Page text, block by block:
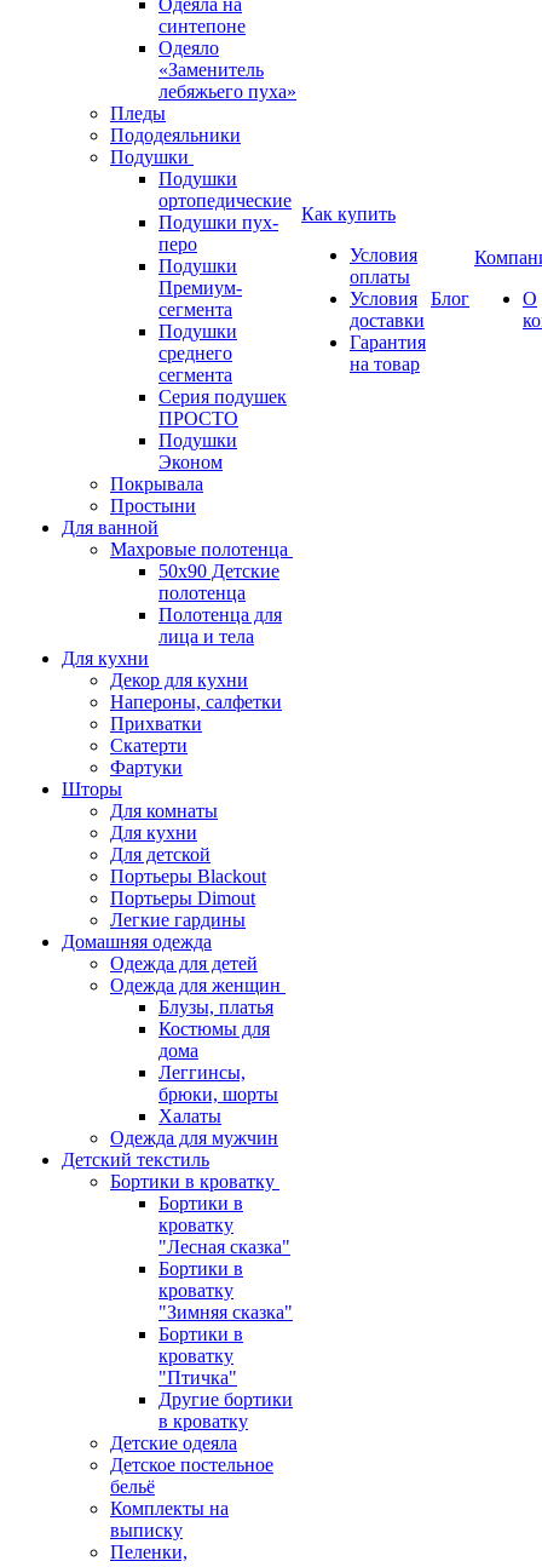
Одеяла на
синтепоне
Одеяло
«Заменитель
лебяжьего пуха»
Пледы
Пододеяльники
Подушки
Подушки
ортопедические
Подушки пух-
перо
Подушки
Премиум-
сегмента
Подушки
среднего
сегмента
Серия подушек
ПРОСТО
Подушки
Эконом
Покрывала
Простыни
Для ванной
Махровые полотенца
50х90 Детские
полотенца
Полотенца для
лица и тела
Для кухни
Декор для кухни
Напероны, салфетки
Прихватки
Скатерти
Фартуки
Шторы
Для комнаты
Для кухни
Для детской
Портьеры Blackout
Портьеры Dimout
Легкие гардины
Домашняя одежда
Одежда для детей
Одежда для женщин
Блузы, платья
Костюмы для
дома
Леггинсы,
брюки, шорты
Халаты
Одежда для мужчин
Детский текстиль
Бортики в кроватку
Бортики в
кроватку
"Лесная сказка"
Бортики в
кроватку
"Зимняя сказка"
Бортики в
кроватку
"Птичка"
Другие бортики
в кроватку
Детские одеяла
Детское постельное
бельё
Комплекты на
выписку
Пеленки,
Как купить
Условия
оплаты
Условия
доставки
Гарантия
на товар
Блог
О